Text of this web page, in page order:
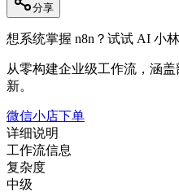
分享
想系统掌握 n8n？试试 AI 小
从零构建企业级工作流，涵
新。
微信小店下单
详细说明
工作流信息
复杂度
中级